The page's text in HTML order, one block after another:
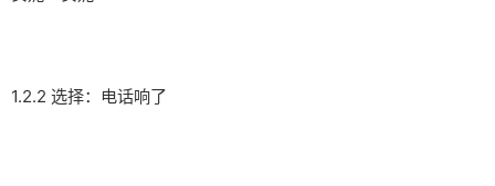
1.2.2 选择：电话响了